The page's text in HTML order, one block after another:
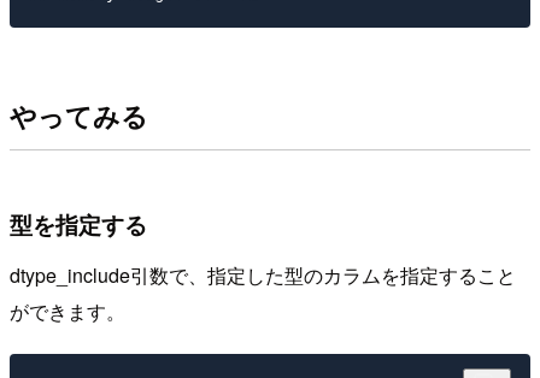
やってみる
型を指定する
dtype_include引数で、指定した型のカラムを指定すること
ができます。